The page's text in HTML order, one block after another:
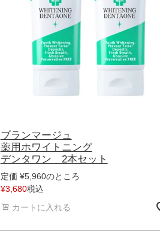
ブランマージュ
薬用ホワイトニング
デンタワン 2本セット
定価 ¥5,960のところ
¥3,680税込
カートに入れる